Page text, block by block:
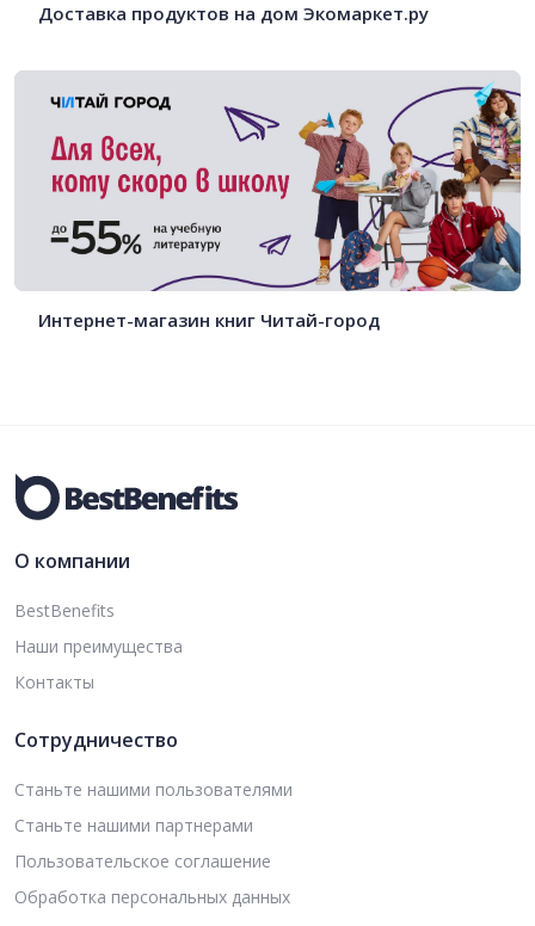
Доставка продуктов на дом Экомаркет.ру
Интернет-магазин книг Читай-город
О компании
BestBenefits
Наши преимущества
Контакты
Сотрудничество
Станьте нашими пользователями
Станьте нашими партнерами
Пользовательское соглашение
Обработка персональных данных